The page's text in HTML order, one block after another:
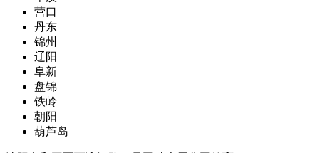
营口
丹东
锦州
辽阳
阜新
盘锦
铁岭
朝阳
葫芦岛